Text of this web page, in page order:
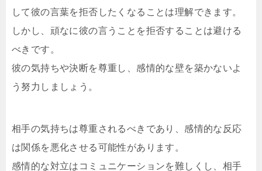
して彼の言葉を拒否したくなることは理解できます。
しかし、頑なに彼の言うことを拒否することは避ける
べきです。
彼の気持ちや決断を尊重し、感情的な壁を築かないよ
う努力しましょう。
相手の気持ちは尊重されるべきであり、感情的な反応
は関係を悪化させる可能性があります。
感情的な対立はコミュニケーションを難しくし、相手